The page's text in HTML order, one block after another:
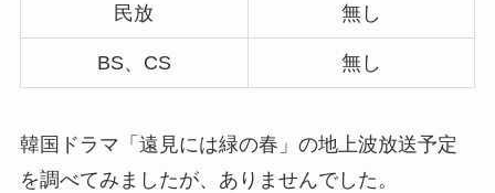
民放 無し
BS、CS 無し
韓国ドラマ「遠見には緑の春」の地上波放送予定
を調べてみましたが、ありませんでした。